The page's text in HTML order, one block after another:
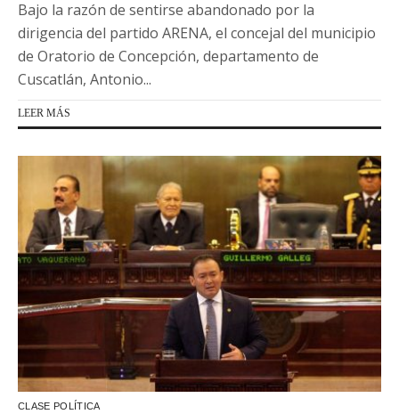
Bajo la razón de sentirse abandonado por la
dirigencia del partido ARENA, el concejal del municipio
de Oratorio de Concepción, departamento de
Cuscatlán, Antonio...
LEER MÁS
CLASE POLÍTICA